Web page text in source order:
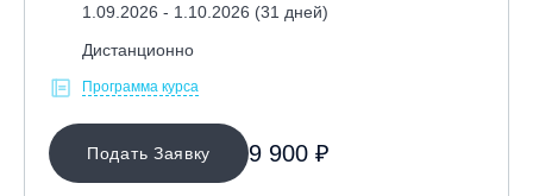
1.09.2026 - 1.10.2026 (31 дней)
Дистанционно
Программа курса
Подать Заявку 9 900 ₽